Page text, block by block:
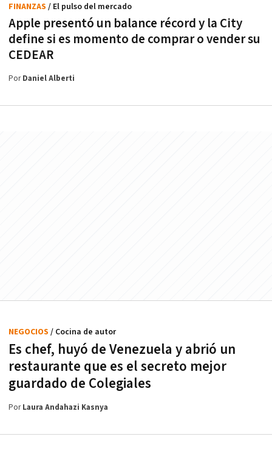
Apple presentó un balance récord y la City
define si es momento de comprar o vender su
CEDEAR
FINANZAS / El pulso del mercado
PorDaniel Alberti
Es chef, huyó de Venezuela y abrió un
restaurante que es el secreto mejor
guardado de Colegiales
NEGOCIOS / Cocina de autor
PorLaura Andahazi Kasnya